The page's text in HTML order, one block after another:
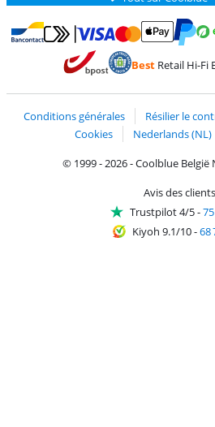
Payer avec Bancontact
Payer avec MasterCard et Visa via
BestRetail Hi-Fi
Conditions générales Résilier le
Cookies
Nederlands (NL)
© 1999 - 2026 - Coolblue België
Avis des
Trustpilot 4/5-
Kiyoh 9.1/10-68